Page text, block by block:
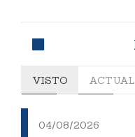
VISTO ACTUAL
04/08/2026